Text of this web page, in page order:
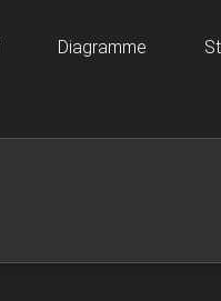
Diagramme